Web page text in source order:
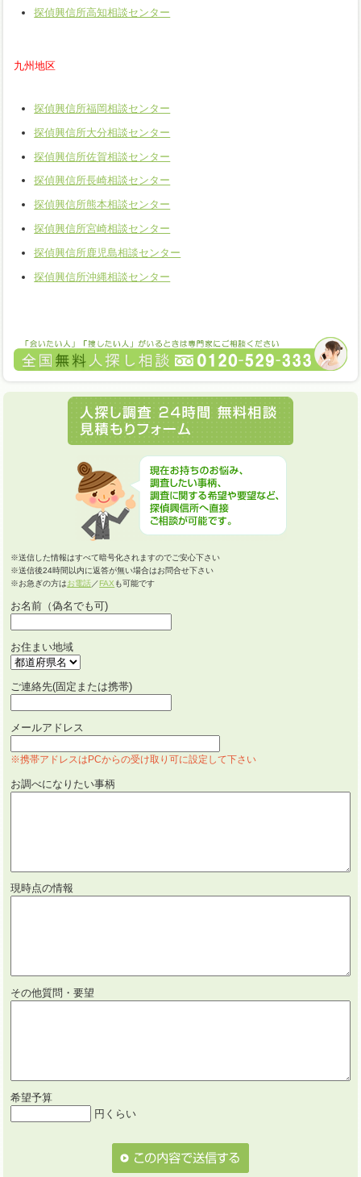
探偵興信所高知相談センター
九州地区
探偵興信所福岡相談センター
探偵興信所大分相談センター
探偵興信所佐賀相談センター
探偵興信所長崎相談センター
探偵興信所熊本相談センター
探偵興信所宮崎相談センター
探偵興信所鹿児島相談センター
探偵興信所沖縄相談センター
※送信した情報はすべて暗号化されますのでご安心下さい
※送信後24時間以内に返答が無い場合はお問合せ下さい
※お急ぎの方はお電話 ／FAX も可能です
お名前（偽名でも可)
お住まい地域
ご連絡先(固定または携帯)
メールアドレス
※携帯アドレスはPCからの受け取り可に設定して下さい
お調べになりたい事柄
現時点の情報
その他質問・要望
希望予算
円くらい